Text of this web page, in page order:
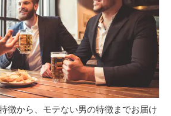
徴から、モテない男の特徴までお届け